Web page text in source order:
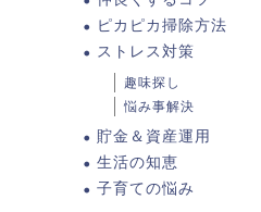
ピカピカ掃除方法
ストレス対策
趣味探し
悩み事解決
貯金＆資産運用
生活の知恵
子育ての悩み